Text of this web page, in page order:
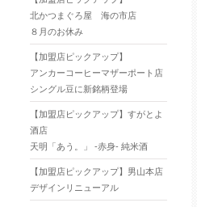
北かつまぐろ屋 海の市店
８月のお休み
【加盟店ピックアップ】
アンカーコーヒーマザーポート店
シングル豆に新銘柄登場
【加盟店ピックアップ】すがとよ
酒店
天明「あう。」 -赤身- 純米酒
【加盟店ピックアップ】男山本店
デザインリニューアル